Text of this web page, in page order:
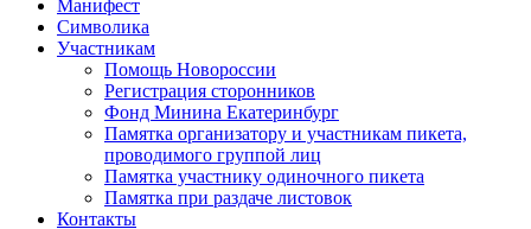
Манифест
Символика
Участникам
Помощь Новороссии
Регистрация сторонников
Фонд Минина Екатеринбург
Памятка организатору и участникам пикета,
проводимого группой лиц
Памятка участнику одиночного пикета
Памятка при раздаче листовок
Контакты